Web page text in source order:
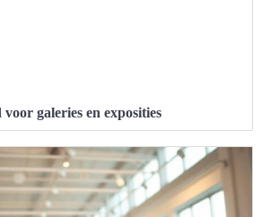
galeries en exposities